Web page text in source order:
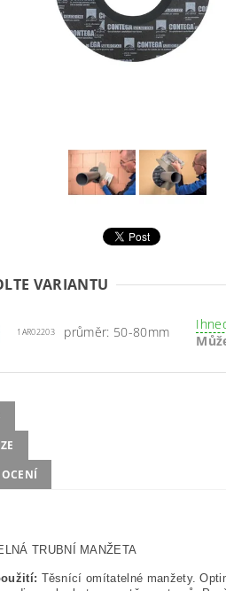
VARIANTU
1AR02203 průměr: 50-80mm
TRUBNÍ MANŽETA
Těsnící omítatelné manžety.